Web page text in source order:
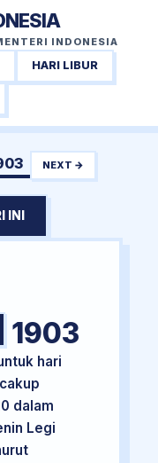
INDONESIA
HARI LIBUR
NEXT →
INI
1903
hari
dalam
Legi